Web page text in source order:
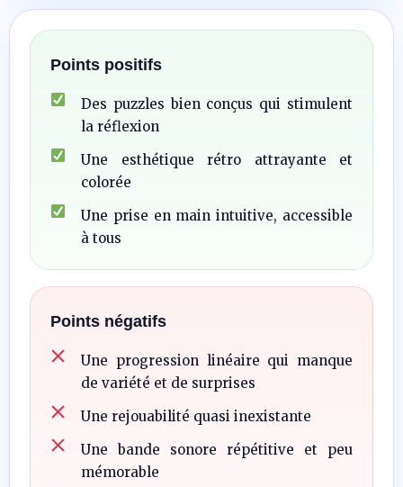
Points positifs
Des puzzles bien conçus qui stimulent
la réflexion
Une esthétique rétro attrayante et
colorée
Une prise en main intuitive, accessible
à tous
Points négatifs
Une progression linéaire qui manque
de variété et de surprises
Une rejouabilité quasi inexistante
Une bande sonore répétitive et peu
mémorable